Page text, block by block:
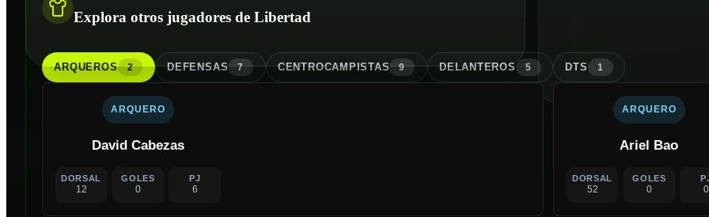
Explora otros jugadores de Libertad
ARQUEROS 2 DEFENSAS 7 CENTROCAMPISTAS 9 DELANTEROS 5 DTS 1
ARQUERO
David Cabezas
DORSAL
12
GOLES
0
PJ
6
ARQUERO
Ariel Bao
DORSAL
52
GOLES
0 0